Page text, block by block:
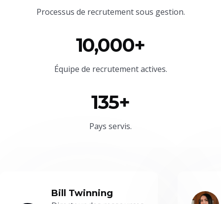
Processus de recrutement sous gestion.
10,000+
Équipe de recrutement actives.
135+
Pays servis.
Bill Twinning